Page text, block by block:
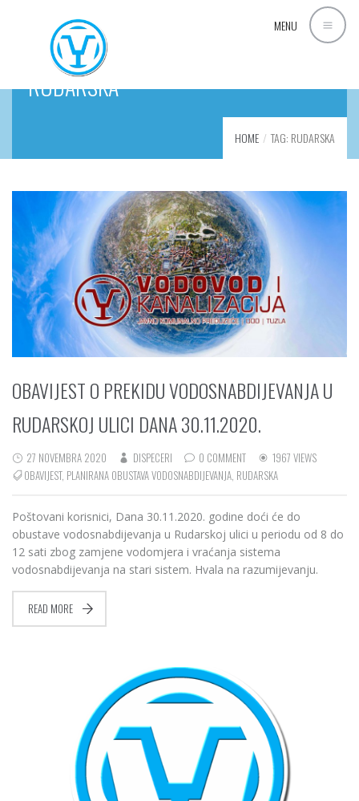
MENU
RUDARSKA
HOME TAG: RUDARSKA
OBAVIJEST O PREKIDU VODOSNABDIJEVANJA U
RUDARSKOJ ULICI DANA 30.11.2020.
27 NOVEMBRA 2020 DISPECERI 0 COMMENT
1967 VIEWS
OBAVIJEST, PLANIRANA OBUSTAVA VODOSNABDIJEVANJA RUDARSKA
Poštovani korisnici, Dana 30.11.2020. godine doći će do
obustave vodosnabdijevanja u Rudarskoj ulici u periodu od 8 do
12 sati zbog zamjene vodomjera i vraćanja sistema
vodosnabdijevanja na stari sistem. Hvala na razumijevanju.
READ MORE